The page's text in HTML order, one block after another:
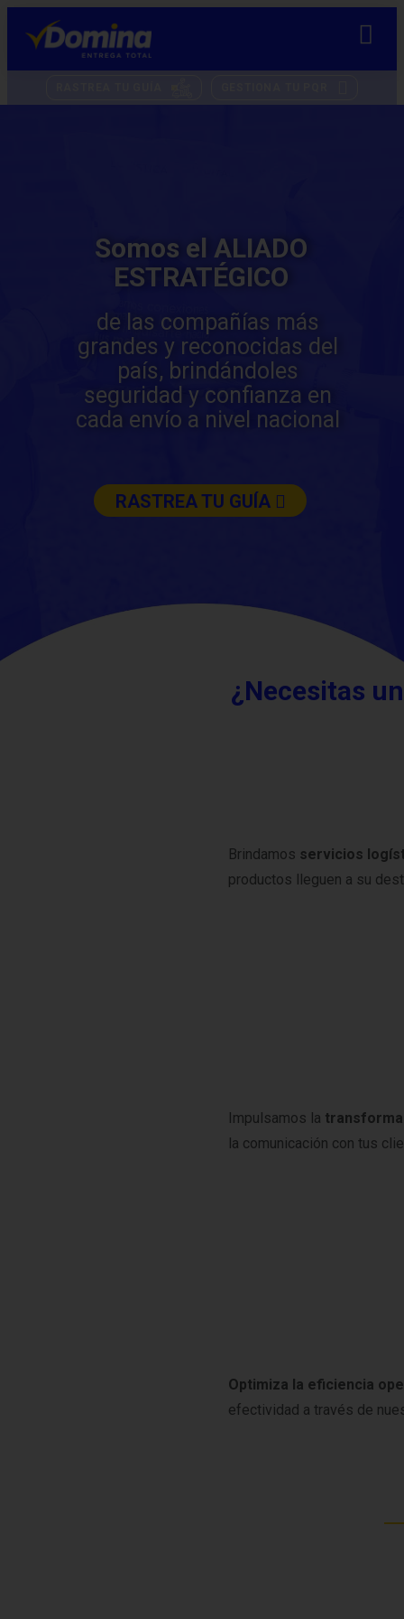
de las compañías más
grandes y reconocidas del
país, brindándoles
seguridad y confianza en
cada envío a nivel nacional
Somos el ALIADO
ESTRATÉGICO
RASTREA TU GUÍA
¿Necesitas
Brindamos servicios
productos lleguen a su
Impulsamos la
la comunicación con tus
Optimiza la eficiencia
efectividad a través de